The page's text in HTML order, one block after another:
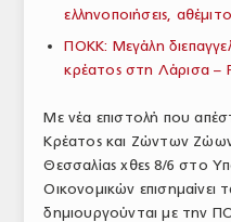
ΕΜΠΟΡΙΚΟΙ ΑΝΤΙΠΡΟΣΩΠΟΙ
ΝΟΜΟΘΕΣΙΑ
ΕΛΛΗΝΙΚΗ ΝΟΜΟΘΕΣΙΑ
ΕΥΡΩΠΑΪΚΗ ΝΟΜΟΘΕΣΙΑ
ΤΟ ΠΕΡΙΟΔΙΚΟ
ελληνοποιήσεις,
ΠΟΚΚ: Μεγάλη
κρέατος στη Λάρισα –
Με νέα επιστολή που
Κρέατος και Ζώντων
Θεσσαλίας χθες 8/6 στο
Οικονομικών
δημιουργούνται με την